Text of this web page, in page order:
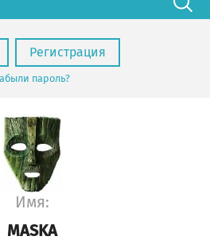
Регистрация
пароль?
Имя:
MASKA